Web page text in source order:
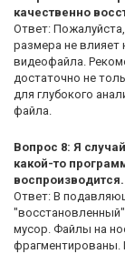
качественно
Ответ:
размера не влияет
видеофайла.
достаточно не
для глубокого
файла.
Вопрос 8: Я
какой-то
Ответ: В
мусор. Файлы на
фрагментированы.